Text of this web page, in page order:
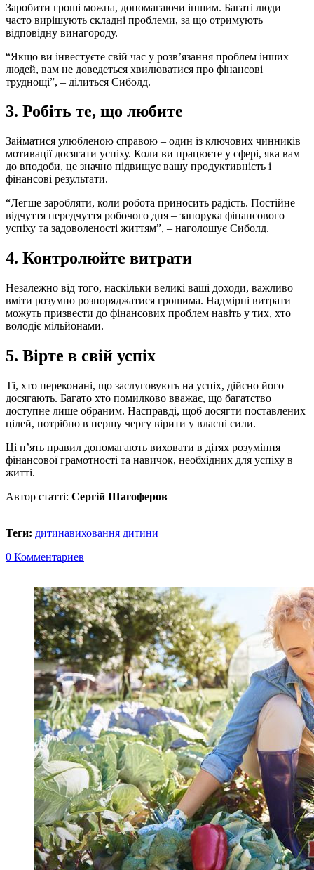
Заробити гроші можна, допомагаючи іншим. Багаті люди
часто вирішують складні проблеми, за що отримують
відповідну винагороду.
“Якщо ви інвестуєте свій час у розв’язання проблем інших
людей, вам не доведеться хвилюватися про фінансові
труднощі”, – ділиться Сиболд.
3. Робіть те, що любите
Займатися улюбленою справою – один із ключових чинників
мотивації досягати успіху. Коли ви працюєте у сфері, яка вам
до вподоби, це значно підвищує вашу продуктивність і
фінансові результати.
“Легше заробляти, коли робота приносить радість. Постійне
відчуття передчуття робочого дня – запорука фінансового
успіху та задоволеності життям”, – наголошує Сиболд.
4. Контролюйте витрати
Незалежно від того, наскільки великі ваші доходи, важливо
вміти розумно розпоряджатися грошима. Надмірні витрати
можуть призвести до фінансових проблем навіть у тих, хто
володіє мільйонами.
5. Вірте в свій успіх
Ті, хто переконані, що заслуговують на успіх, дійсно його
досягають. Багато хто помилково вважає, що багатство
доступне лише обраним. Насправді, щоб досягти поставлених
цілей, потрібно в першу чергу вірити у власні сили.
Ці п’ять правил допомагають виховати в дітях розуміння
фінансової грамотності та навичок, необхідних для успіху в
житті.
Автор статті: Сергій Шагоферов
Теги: дитинавиховання дитини
0 Комментариев